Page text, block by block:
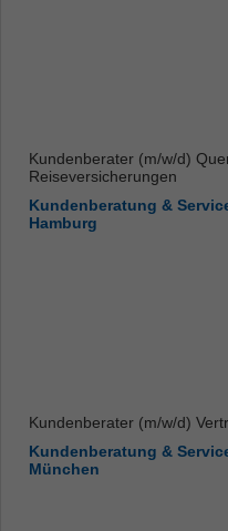
Kundenberater (m/w/d)
Reiseversicherungen
Kundenberatung &
Hamburg
Kundenberater (m/w/d)
Kundenberatung &
München